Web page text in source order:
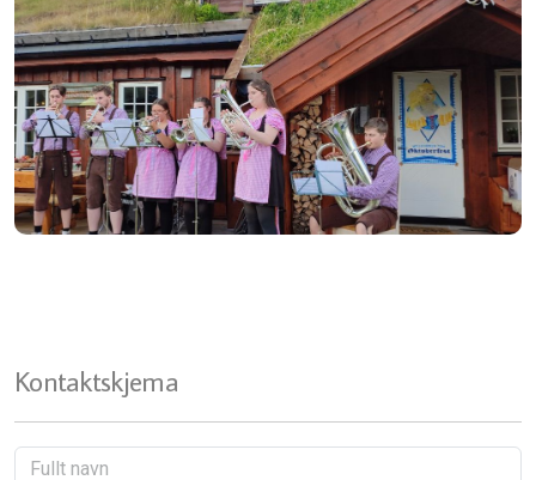
Kontaktskjema
Spilleoppdrag
Støtteordninger
Påskeegg